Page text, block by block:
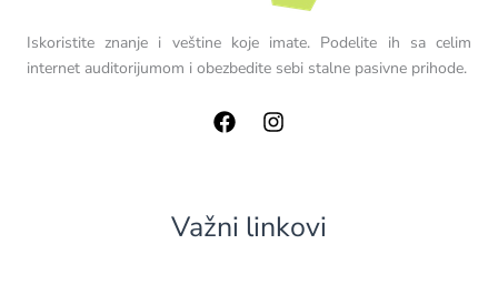
Iskoristite znanje i veštine koje imate. Podelite ih sa celim
internet auditorijumom i obezbedite sebi stalne pasivne prihode.
Važni linkovi